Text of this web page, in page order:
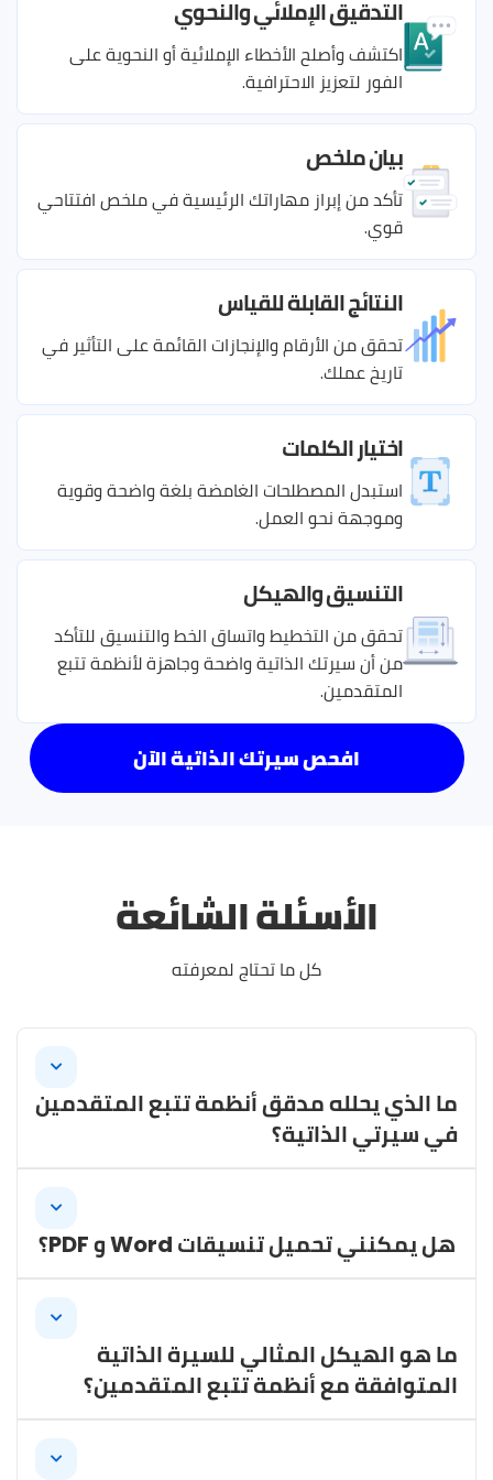
التدقيق الإملائي والنحوي
اكتشف وأصلح الأخطاء الإملائية أو النحوية على
الفور لتعزيز الاحترافية.
بيان ملخص
تأكد من إبراز مهاراتك الرئيسية في ملخص افتتاحي
قوي.
النتائج القابلة للقياس
تحقق من الأرقام والإنجازات القائمة على التأثير في
تاريخ عملك.
اختيار الكلمات
استبدل المصطلحات الغامضة بلغة واضحة وقوية
وموجهة نحو العمل.
التنسيق والهيكل
تحقق من التخطيط واتساق الخط والتنسيق للتأكد
من أن سيرتك الذاتية واضحة وجاهزة لأنظمة تتبع
المتقدمين.
افحص سيرتك الذاتية الآن
الأسئلة الشائعة
كل ما تحتاج لمعرفته
ما الذي يحلله مدقق أنظمة تتبع المتقدمين
في سيرتي الذاتية؟
الكلمات المفتاحية والإملاء والقواعد والهيكل
هل يمكنني تحميل تنسيقات Word و PDF؟
DOCX) و PDF، بالإضافة إلى ملفات TXT. يمكنك
أيضًا لصق المحتوى مباشرة.
ما هو الهيكل المثالي للسيرة الذاتية
المتوافقة مع أنظمة تتبع المتقدمين؟
أنظمة تتبع المتقدمين تنسيقًا نظيفًا وبسيطًا مع